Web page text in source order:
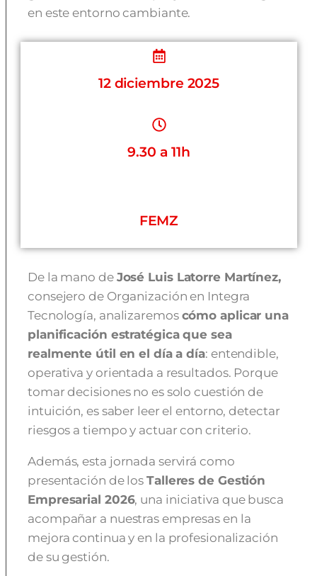
en este entorno cambiante.
12 diciembre 2025
9.30 a 11h
FEMZ
De la mano de José Luis Latorre Martínez,
consejero de Organización en Integra
Tecnología, analizaremos cómo aplicar una
planificación estratégica que sea
realmente útil en el día a día: entendible,
operativa y orientada a resultados. Porque
tomar decisiones no es solo cuestión de
intuición, es saber leer el entorno, detectar
riesgos a tiempo y actuar con criterio.
Además, esta jornada servirá como
presentación de los Talleres de Gestión
Empresarial 2026, una iniciativa que busca
acompañar a nuestras empresas en la
mejora continua y en la profesionalización
de su gestión.